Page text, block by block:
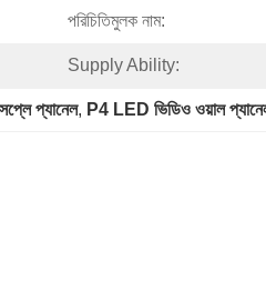
পরিচিতিমুলক নাম:
Supply Ability:
প্যানেল, P4 LED ভিডিও ওয়াল